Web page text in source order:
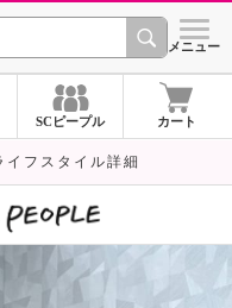
シメニュー
SCピープル カート
イフスタイル詳細